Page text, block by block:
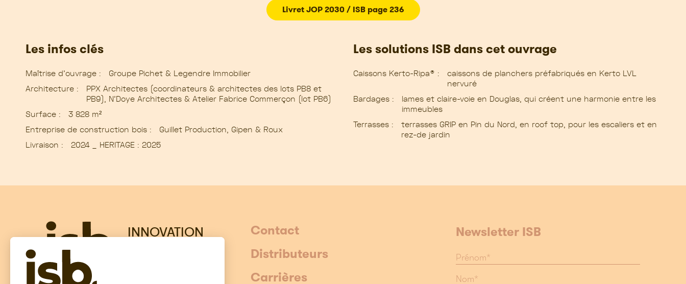
Livret JOP 2030 / ISB page 236
Les infos clés
Maîtrise d’ouvrage :
Groupe Pichet & Legendre Immobilier
Architecture :
PPX Architectes (coordinateurs & architectes des lots PB8 et
PB9), N’Doye Architectes & Atelier Fabrice Commerçon (lot PB6)
Surface :
3 828 m²
Entreprise de construction bois :
Guillet Production, Gipen & Roux
Livraison :
2024 _ HERITAGE : 2025
Les solutions ISB dans cet ouvrage
Caissons Kerto-Ripa® :
caissons de planchers préfabriqués en Kerto LVL
nervuré
Bardages :
lames et claire-voie en Douglas, qui créent une harmonie entre les
immeubles
Terrasses :
terrasses GRIP en Pin du Nord, en roof top, pour les escaliers et en
rez-de jardin
INNOVATION
Contact
Distributeurs
Carrières
Newsletter ISB